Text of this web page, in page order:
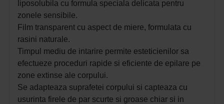
liposolubila cu formula speciala delicata pentru
zonele sensibile.
Film transparent cu aspect de miere, formulata cu
rasini naturale.
Timpul mediu de intarire permite esteticienilor sa
efectueze proceduri rapide si eficiente de epilare pe
zone extinse ale corpului.
Se adapteaza suprafetei corpului si capteaza cu
usurinta firele de par scurte si groase chiar si in